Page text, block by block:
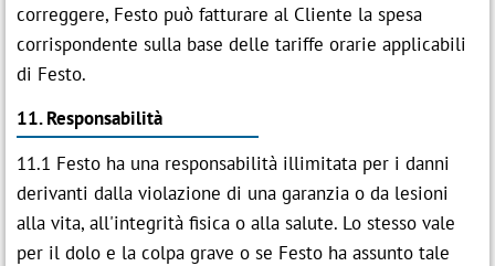
correggere, Festo può fatturare al Cliente la spesa
corrispondente sulla base delle tariffe orarie applicabili
di Festo.
11. Responsabilità
11.1 Festo ha una responsabilità illimitata per i danni
derivanti dalla violazione di una garanzia o da lesioni
alla vita, all'integrità fisica o alla salute. Lo stesso vale
per il dolo e la colpa grave o se Festo ha assunto tale